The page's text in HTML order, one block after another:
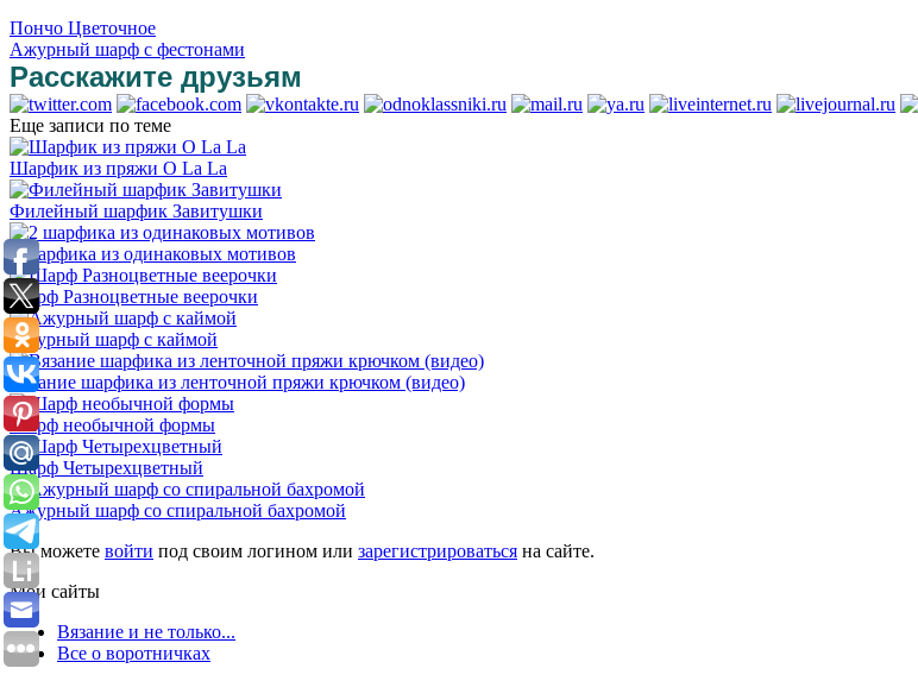
Пончо Цветочное
Ажурный шарф с фестонами
Расскажите друзьям
Еще записи по теме
Шарфик из пряжи O La La
Филейный шарфик Завитушки
2 шарфика из одинаковых мотивов
Шарф Разноцветные веерочки
Ажурный шарф с каймой
Вязание шарфика из ленточной пряжи крючком (видео)
Шарф необычной формы
Шарф Четырехцветный
Ажурный шарф со спиральной бахромой
Вы можете войти под своим логином или зарегистрироваться на сайте.
Мои сайты
Вязание и не только...
Все о воротничках